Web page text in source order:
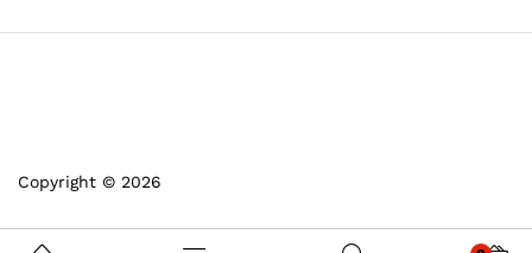
Copyright © 2026